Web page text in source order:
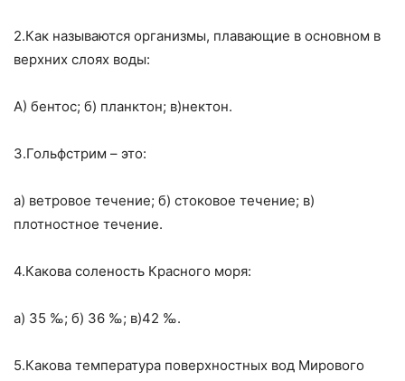
2.Как называются организмы, плавающие в основном в
верхних слоях воды:
А) бентос; б) планктон; в)нектон.
3.Гольфстрим – это:
а) ветровое течение; б) стоковое течение; в)
плотностное течение.
4.Какова соленость Красного моря:
а) 35 ‰; б) 36 ‰; в)42 ‰.
5.Какова температура поверхностных вод Мирового